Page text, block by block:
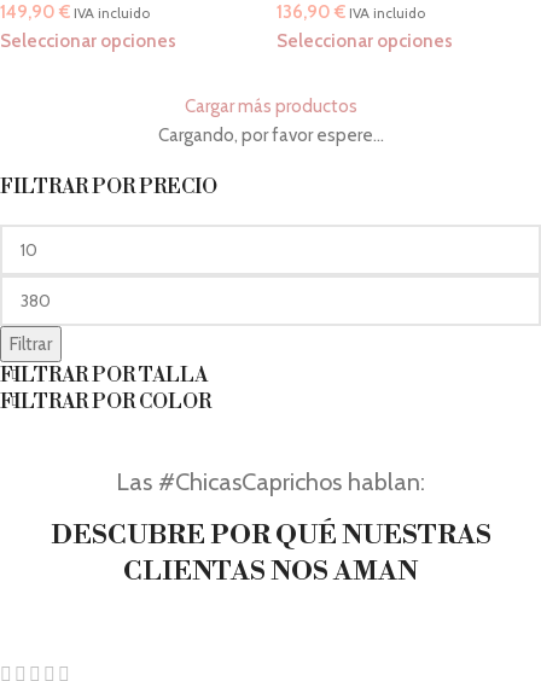
FILTRAR POR PRECIO
Filtrar
FILTRAR POR TALLA
FILTRAR POR COLOR
149,90 € IVA incluido
Seleccionar opciones
136,90 € IVA incluido
Seleccionar opciones
Cargar más productos
Cargando, por favor espere...
Las #ChicasCaprichos hablan:
DESCUBRE POR QUÉ NUESTRAS
CLIENTAS NOS AMAN